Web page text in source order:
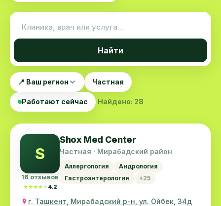
Найти
📍 Ваш регион Частная
Работают сейчас Найдено: 28
S
16 отзывов
★★★★★
★★★★★ 4.2
Shox Med Center
Частная · Мирабадский район
Аллергология
Андрология
Гастроэнтерология
+25
г. Ташкент, Мирабадский р-н, ул. Ойбек, 34д